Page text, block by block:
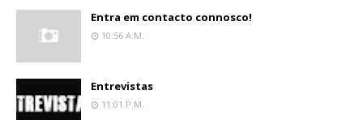
Entra em contacto connosco!
10:56 A.m.
Entrevistas
11:01 P.m.